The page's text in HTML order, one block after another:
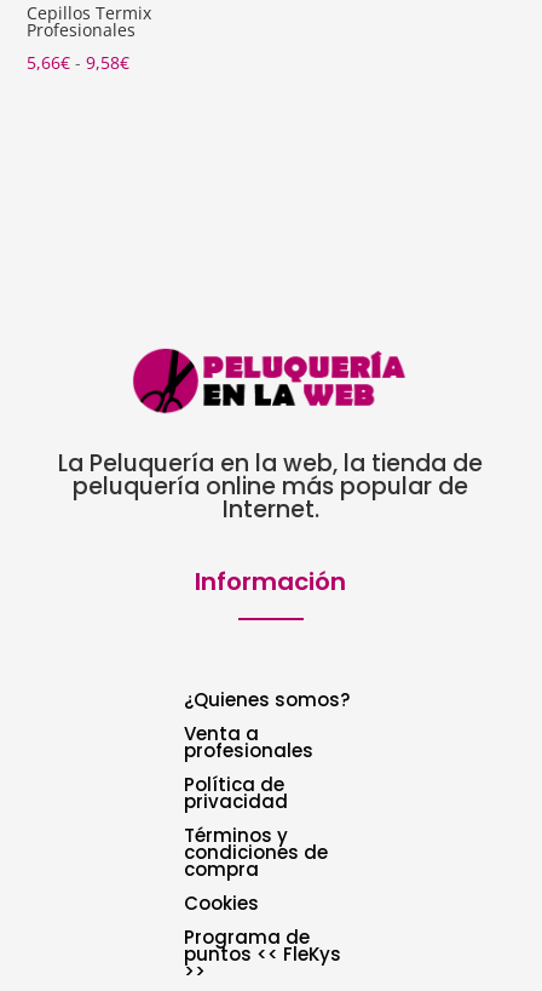
Cepillos Termix
Profesionales
5,66€ - 9,58€Rango
La Peluquería en la web, la tienda de
peluquería online más popular de
Internet.
Información
¿Quienes somos?
Venta a
profesionales
Política de
privacidad
Términos y
condiciones de
compra
Cookies
Programa de
puntos << FleKys
>>